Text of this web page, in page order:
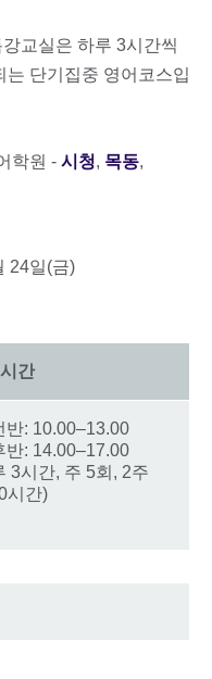
교실은 하루 3시간씩
는 단기집중 영어코스입
학원 - 시청, 목동,
24일(금)
간
반: 10.00–13.00
반: 14.00–17.00
3시간, 주 5회, 2주
시간)